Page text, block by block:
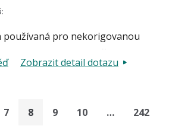
používaná pro nekorigovanou
do dálky. Tu lze vyjádřit
jako normální hodnota , nebo
hodnoty znamenají horší
Zobrazit detail dotazu
7 8 9 10 … 242